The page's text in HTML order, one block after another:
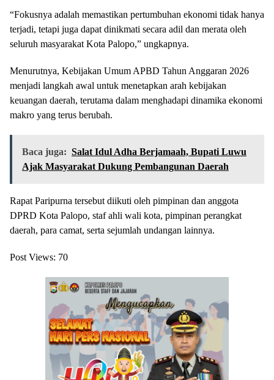
“Fokusnya adalah memastikan pertumbuhan ekonomi tidak hanya
terjadi, tetapi juga dapat dinikmati secara adil dan merata oleh
seluruh masyarakat Kota Palopo,” ungkapnya.
Menurutnya, Kebijakan Umum APBD Tahun Anggaran 2026
menjadi langkah awal untuk menetapkan arah kebijakan
keuangan daerah, terutama dalam menghadapi dinamika ekonomi
makro yang terus berubah.
Baca juga: Salat Idul Adha Berjamaah, Bupati Luwu
Ajak Masyarakat Dukung Pembangunan Daerah
Rapat Paripurna tersebut diikuti oleh pimpinan dan anggota
DPRD Kota Palopo, staf ahli wali kota, pimpinan perangkat
daerah, para camat, serta sejumlah undangan lainnya.
Post Views: 70